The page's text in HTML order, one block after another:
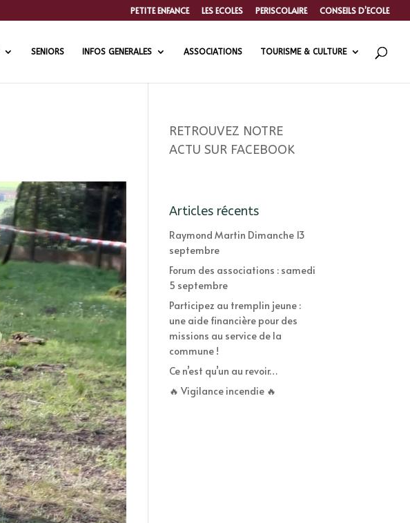
PETITE ENFANCE LES ECOLES PERISCOLAIRE CONSEILS D’ECOLE
SENIORS INFOS GENERALES ASSOCIATIONS TOURISME & CULTURE
RETROUVEZ NOTRE
ACTU SUR FACEBOOK
Articles récents
Raymond Martin Dimanche 13
septembre
Forum des associations : samedi
5 septembre
Participez au tremplin jeune :
une aide financière pour des
missions au service de la
commune !
Ce n’est qu’un au revoir…
🔥 Vigilance incendie 🔥